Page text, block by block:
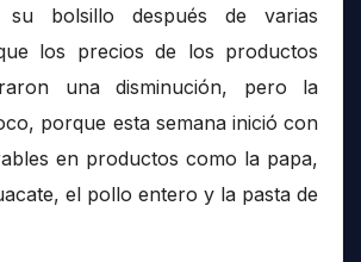
su bolsillo después de varias
los precios de los productos
una disminución, pero la
porque esta semana inició con
en productos como la papa,
el pollo entero y la pasta de